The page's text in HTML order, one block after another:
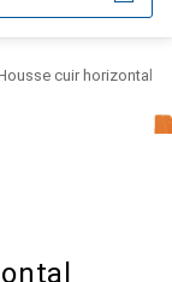
cuir horizontal